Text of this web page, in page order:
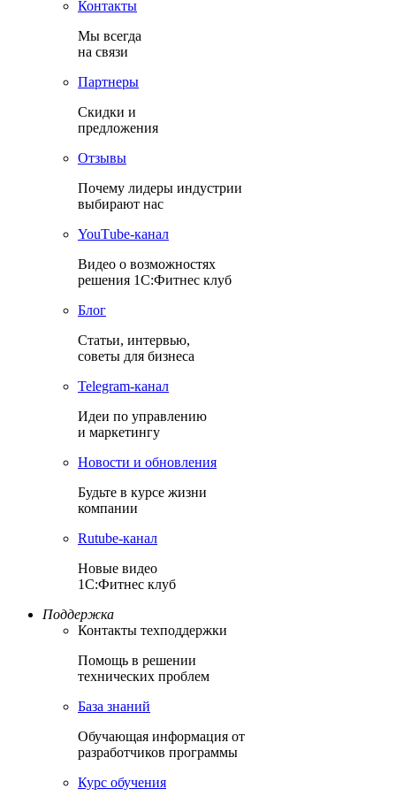
Контакты
Мы всегда
на связи
Партнеры
Скидки и
предложения
Отзывы
Почему лидеры индустрии
выбирают нас
YouТube-канал
Видео о возможностях
решения 1С:Фитнес клуб
Блог
Статьи, интервью,
советы для бизнеса
Теlegram-канал
Идеи по управлению
и маркетингу
Новости и обновления
Будьте в курсе жизни
компании
Rutube-канал
Новые видео
1С:Фитнес клуб
Поддержка
Контакты техподдержки
Помощь в решении
технических проблем
База знаний
Обучающая информация от
разработчиков программы
Курс обучения